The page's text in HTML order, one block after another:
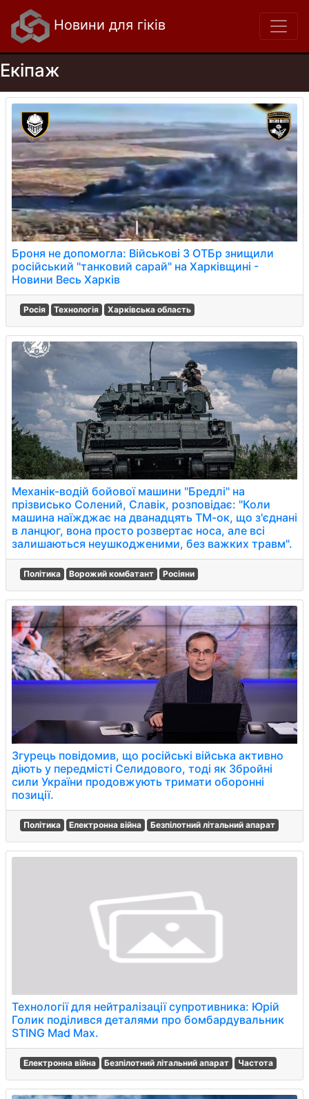
Новини для гіків
Екіпаж
Броня не допомогла: Військові 3 ОТБр знищили
російський "танковий сарай" на Харківщині -
Новини Весь Харків
Росія Технологія Харківська область
Механік-водій бойової машини "Бредлі" на
прізвисько Солений, Славік, розповідає: "Коли
машина наїжджає на дванадцять ТМ-ок, що з'єднані
в ланцюг, вона просто розвертає носа, але всі
залишаються неушкодженими, без важких травм".
Політика Ворожий комбатант Росіяни
Згурець повідомив, що російські війська активно
діють у передмісті Селидового, тоді як Збройні
сили України продовжують тримати оборонні
позиції.
Політика Електронна війна Безпілотний літальний апарат
Технології для нейтралізації супротивника: Юрій
Голик поділився деталями про бомбардувальник
STING Mad Max.
Електронна війна Безпілотний літальний апарат Частота